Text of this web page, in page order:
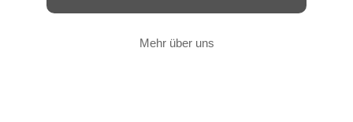
Mehr über uns